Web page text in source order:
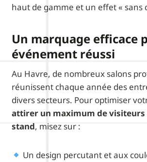
haut de gamme et un effet « sans
Un marquage efficace
événement réussi
Au Havre, de nombreux salons
réunissent chaque année des
divers secteurs. Pour optimiser
attirer un maximum de
stand, misez sur :
Un design percutant et aux